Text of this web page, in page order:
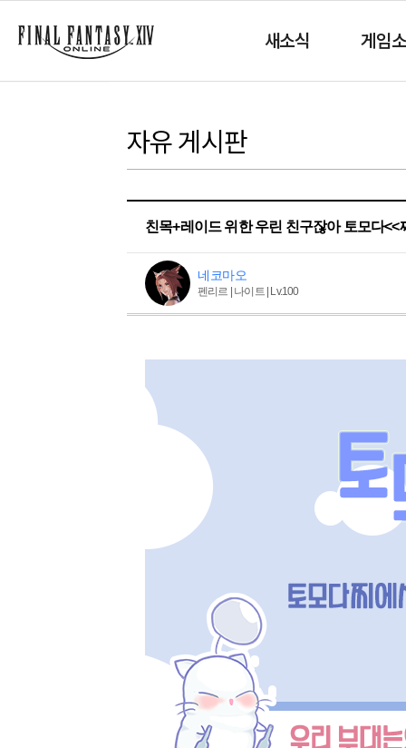
새소식 게임
자유 게시판
친목+레이드 위한 우린 친구잖아 토모다
네코마오
펜리르 | 나이트 | Lv.100